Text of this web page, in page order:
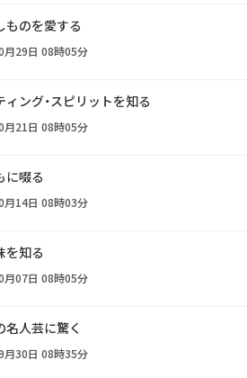
ものを愛する
月29日 08時05分
ィング・スピリットを知る
月21日 08時05分
に啜る
月14日 08時03分
を知る
月07日 08時05分
名人芸に驚く
月30日 08時35分